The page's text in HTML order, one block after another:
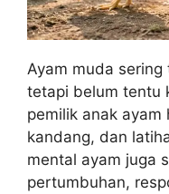
Ayam muda
tetapi belum tentu
pemilik anak ayam
kandang, dan
mental ayam juga
pertumbuhan,